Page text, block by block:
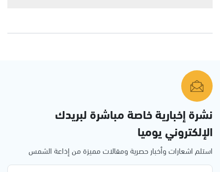
نشرة إخبارية خاصة مباشرة لبريدك
الإلكتروني يوميا
استلم اشعارات وأخبار حصرية ومقالات مميزة من إذاعة الشمس